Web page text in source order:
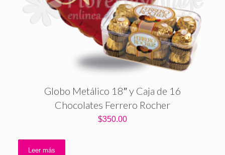
Globo Metálico 18″ y Caja de 16
Chocolates Ferrero Rocher
$350.00
Leer más